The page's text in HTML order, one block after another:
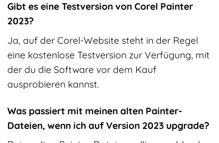
Gibt es eine Testversion von Corel Painter
2023?
Ja, auf der Corel-Website steht in der Regel
eine kostenlose Testversion zur Verfügung, mit
der du die Software vor dem Kauf
ausprobieren kannst.
Was passiert mit meinen alten Painter-
Dateien, wenn ich auf Version 2023 upgrade?